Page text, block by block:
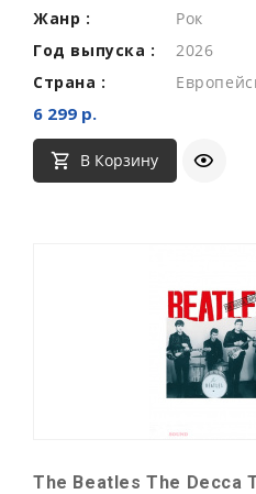
Жанр :
Рок
Год выпуска :
2026
Страна :
6 299 р.
В Корзину
The Beatles The Decca